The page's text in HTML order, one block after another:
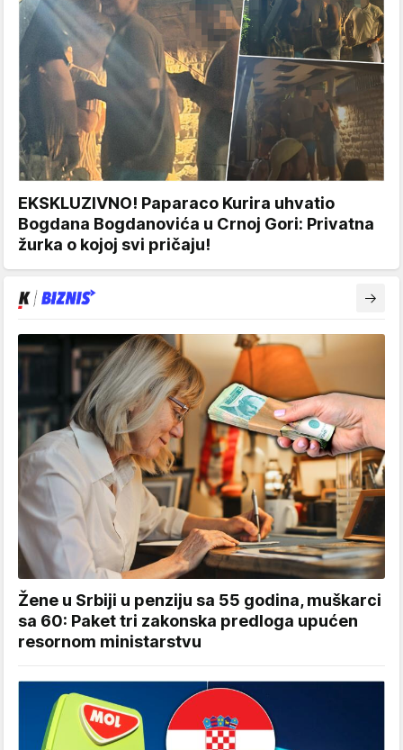
EKSKLUZIVNO! Paparaco Kurira uhvatio
Bogdana Bogdanovića u Crnoj Gori: Privatna
žurka o kojoj svi pričaju!
Žene u Srbiji u penziju sa 55 godina, muškarci
sa 60: Paket tri zakonska predloga upućen
resornom ministarstvu